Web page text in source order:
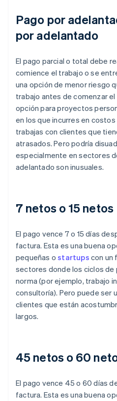
Pago por
por adelantado
El pago parcial o total debe
comience el trabajo o se
una opción de menor riesgo
trabajo antes de comenzar el
opción para proyectos
en los que incurres en
trabajas con clientes que
atrasados. Pero podría
especialmente en sectores
adelantado son inusuales.
7 netos o 15 netos
El pago vence 7 o 15 días
factura. Esta es una buena
pequeñas ostartups con un
sectores donde los ciclos de
norma (por ejemplo, trabajo
consultoría). Pero puede ser
clientes que están
largos.
45 netos o 60
El pago vence 45 o 60 días
factura. Esta es una buena